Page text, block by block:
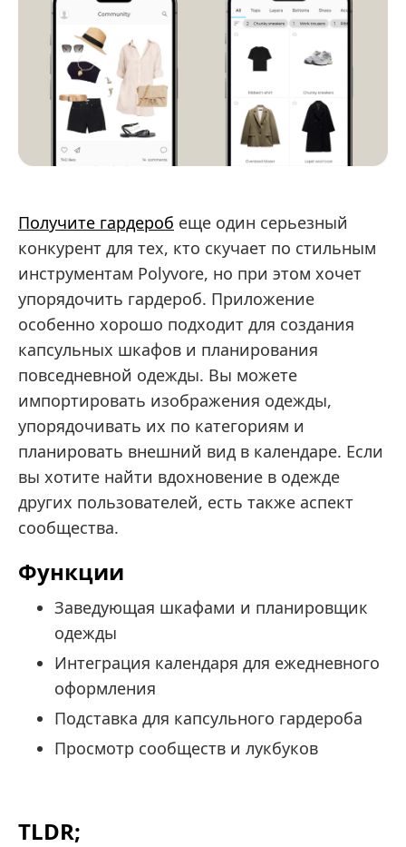
Получите гардероб еще один серьезный
конкурент для тех, кто скучает по стильным
инструментам Polyvore, но при этом хочет
упорядочить гардероб. Приложение
особенно хорошо подходит для создания
капсульных шкафов и планирования
повседневной одежды. Вы можете
импортировать изображения одежды,
упорядочивать их по категориям и
планировать внешний вид в календаре. Если
вы хотите найти вдохновение в одежде
других пользователей, есть также аспект
сообщества.
Функции
Заведующая шкафами и планировщик
одежды
Интеграция календаря для ежедневного
оформления
Подставка для капсульного гардероба
Просмотр сообществ и лукбуков
TLDR;